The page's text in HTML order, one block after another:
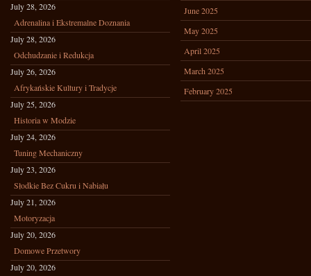
July 28, 2026
Adrenalina i Ekstremalne Doznania
July 28, 2026
Odchudzanie i Redukcja
July 26, 2026
Afrykańskie Kultury i Tradycje
July 25, 2026
Historia w Modzie
July 24, 2026
Tuning Mechaniczny
July 23, 2026
Słodkie Bez Cukru i Nabiału
July 21, 2026
Motoryzacja
July 20, 2026
Domowe Przetwory
July 20, 2026
June 2025
May 2025
April 2025
March 2025
February 2025